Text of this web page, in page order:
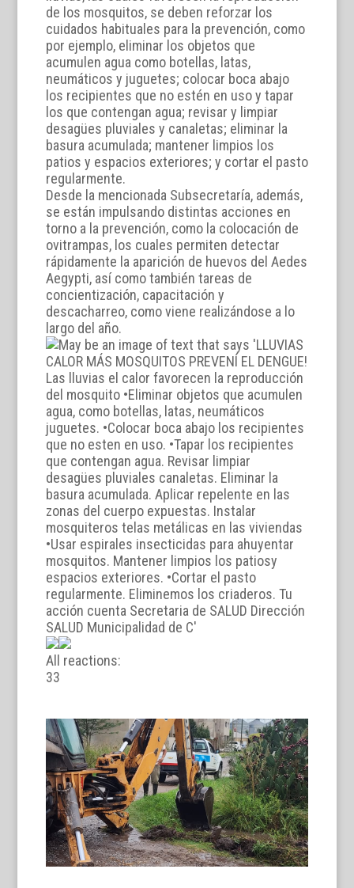
de los mosquitos, se deben reforzar los
cuidados habituales para la prevención, como
por ejemplo, eliminar los objetos que
acumulen agua como botellas, latas,
neumáticos y juguetes; colocar boca abajo
los recipientes que no estén en uso y tapar
los que contengan agua; revisar y limpiar
desagües pluviales y canaletas; eliminar la
basura acumulada; mantener limpios los
patios y espacios exteriores; y cortar el pasto
regularmente.
Desde la mencionada Subsecretaría, además,
se están impulsando distintas acciones en
torno a la prevención, como la colocación de
ovitrampas, los cuales permiten detectar
rápidamente la aparición de huevos del Aedes
Aegypti, así como también tareas de
concientización, capacitación y
descacharreo, como viene realizándose a lo
largo del año.
All reactions:
33